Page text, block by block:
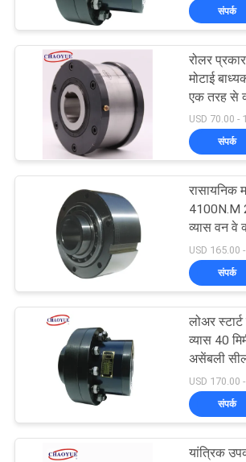
समाचार
मामलों
एक
उद्धरण
अनुरोध
साइटमैप
PRIVACY
POLICY
संपर्क
रोलर
मोटाई
एक तरह से
संपर्क
रासायनिक
4100N.M
व्यास वन
Assembly
संपर्क
लोअर
व्यास 40
असेंबली
संपर्क
यांत्रिक